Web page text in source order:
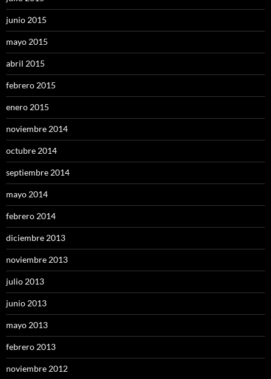
junio 2015
mayo 2015
abril 2015
febrero 2015
enero 2015
noviembre 2014
octubre 2014
septiembre 2014
mayo 2014
febrero 2014
diciembre 2013
noviembre 2013
julio 2013
junio 2013
mayo 2013
febrero 2013
noviembre 2012